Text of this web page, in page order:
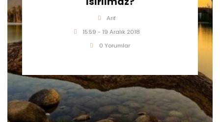
Arif
15:59 - 19 Aralık 2018
0 Yorumlar